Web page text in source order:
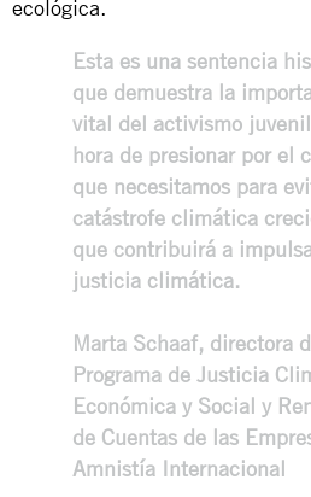
ecológica.
Esta es una sentencia
que demuestra la
vital del activismo
hora de presionar por el
que necesitamos para
catástrofe climática
que contribuirá a
justicia climática.
Marta Schaaf, directora
Programa de Justicia
Económica y Social y
de Cuentas de las
Amnistía Internacional